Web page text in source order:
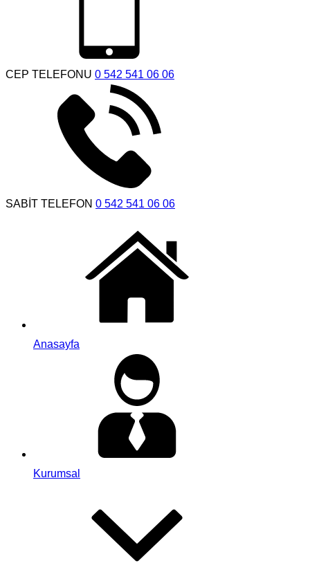
CEP TELEFONU 0 542 541 06 06
SABİT TELEFON 0 542 541 06 06
Anasayfa
Kurumsal